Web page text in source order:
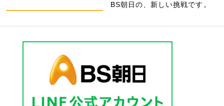
BS朝日の、新しい挑戦です。